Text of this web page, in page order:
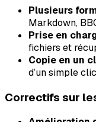
Plusieurs
Markdown,
Prise en
fichiers et
Copie en un
d’un simple clic
Correctifs sur